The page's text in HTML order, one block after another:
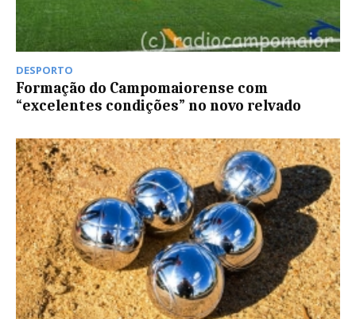
DESPORTO
Formação do Campomaiorense com
“excelentes condições” no novo relvado